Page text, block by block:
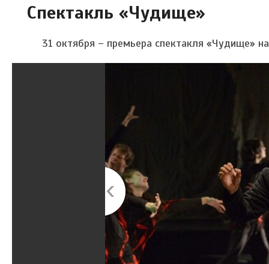
Спектакль «Чудище»
31 октября – премьера спектакля «Чудище»